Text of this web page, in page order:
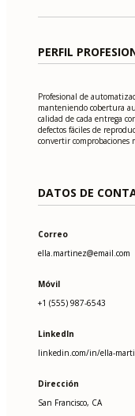
PERFIL
Profesional de
manteniendo cobertura
calidad de cada entrega
defectos fáciles de
convertir
DATOS DE
Correo
ella.martinez@email.com
Móvil
+1 (555) 987-6543
LinkedIn
linkedin.com/in/ella-
Dirección
San Francisco, CA